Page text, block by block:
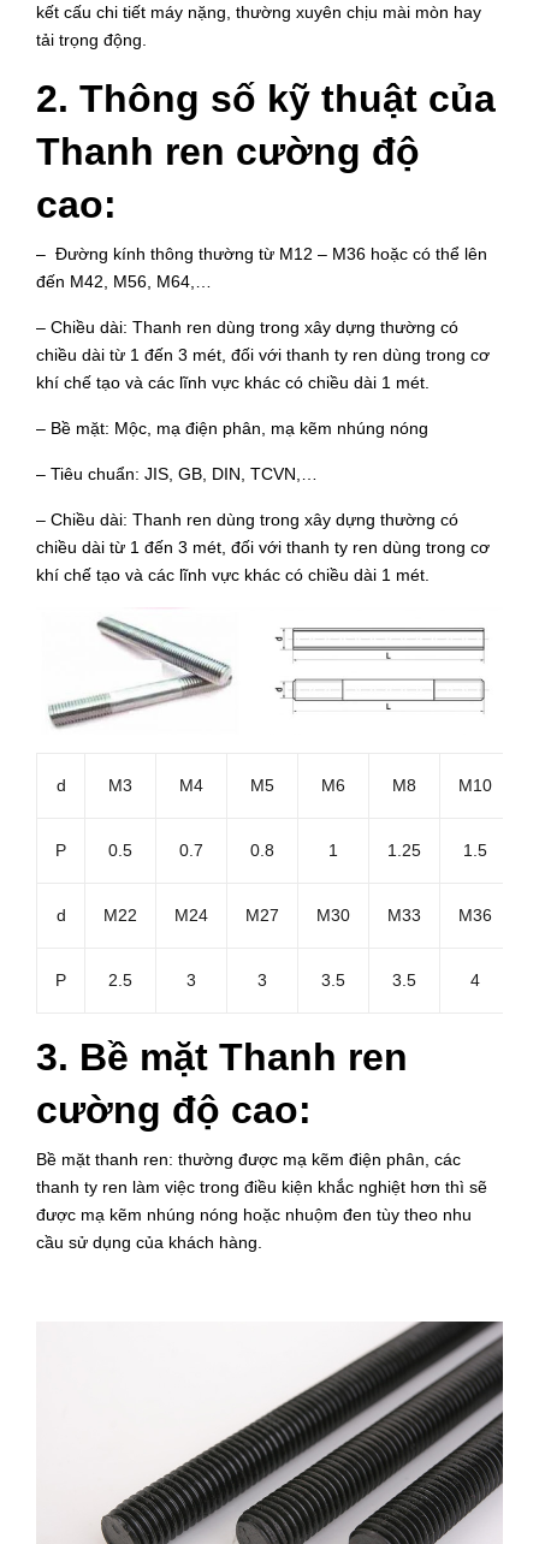
kết cấu chi tiết máy nặng, thường xuyên chịu mài mòn hay
tải trọng động.
2. Thông số kỹ thuật của
Thanh ren cường độ
cao:
– Đường kính thông thường từ M12 – M36 hoặc có thể lên
đến M42, M56, M64,…
– Chiều dài: Thanh ren dùng trong xây dựng thường có
chiều dài từ 1 đến 3 mét, đối với thanh ty ren dùng trong cơ
khí chế tạo và các lĩnh vực khác có chiều dài 1 mét.
– Bề mặt: Mộc, mạ điện phân, mạ kẽm nhúng nóng
– Tiêu chuẩn: JIS, GB, DIN, TCVN,…
– Chiều dài: Thanh ren dùng trong xây dựng thường có
chiều dài từ 1 đến 3 mét, đối với thanh ty ren dùng trong cơ
khí chế tạo và các lĩnh vực khác có chiều dài 1 mét.
d M3 M4 M5 M6 M8 M10
P 0.5 0.7 0.8 1 1.25 1.5
d M22 M24 M27 M30 M33 M36
P 2.5 3 3 3.5 3.5 4
3. Bề mặt Thanh ren
cường độ cao:
Bề mặt thanh ren: thường được mạ kẽm điện phân, các
thanh ty ren làm việc trong điều kiện khắc nghiệt hơn thì sẽ
được mạ kẽm nhúng nóng hoặc nhuộm đen tùy theo nhu
cầu sử dụng của khách hàng.